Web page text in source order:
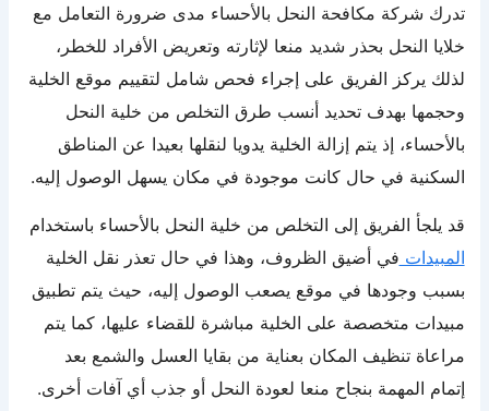
تدرك شركة مكافحة النحل بالأحساء مدى ضرورة التعامل مع
خلايا النحل بحذر شديد منعا لإثارته وتعريض الأفراد للخطر،
لذلك يركز الفريق على إجراء فحص شامل لتقييم موقع الخلية
وحجمها بهدف تحديد أنسب طرق التخلص من خلية النحل
بالأحساء، إذ يتم إزالة الخلية يدويا لنقلها بعيدا عن المناطق
السكنية في حال كانت موجودة في مكان يسهل الوصول إليه.
قد يلجأ الفريق إلى التخلص من خلية النحل بالأحساء باستخدام
المبيدات في أضيق الظروف، وهذا في حال تعذر نقل الخلية
بسبب وجودها في موقع يصعب الوصول إليه، حيث يتم تطبيق
مبيدات متخصصة على الخلية مباشرة للقضاء عليها، كما يتم
مراعاة تنظيف المكان بعناية من بقايا العسل والشمع بعد
إتمام المهمة بنجاح منعا لعودة النحل أو جذب أي آفات أخرى.